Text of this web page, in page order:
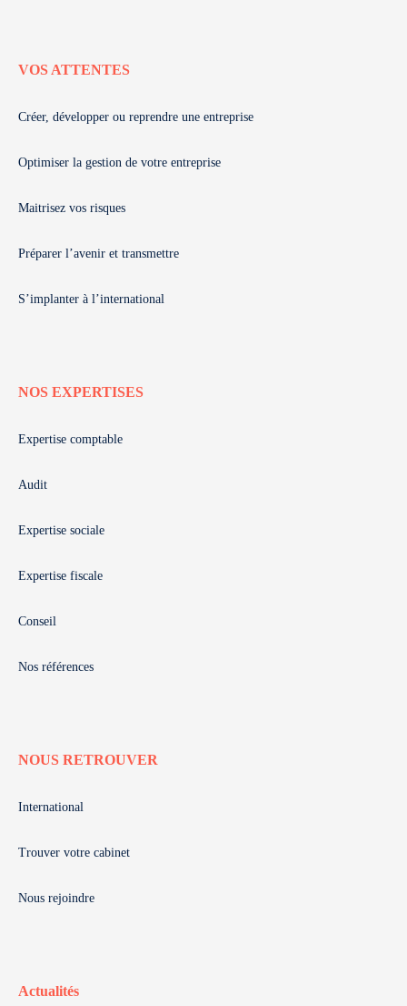
VOS ATTENTES
Créer, développer ou reprendre une entreprise
Optimiser la gestion de votre entreprise
Maitrisez vos risques
Préparer l’avenir et transmettre
S’implanter à l’international
NOS EXPERTISES
Expertise comptable
Audit
Expertise sociale
Expertise fiscale
Conseil
Nos références
NOUS RETROUVER
International
Trouver votre cabinet
Nous rejoindre
Actualités